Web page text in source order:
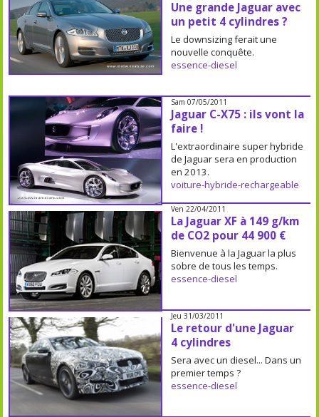
Une grande Jaguar avec
un petit 4 cylindres ?
Le downsizing ferait une
nouvelle conquête.
essence-diesel
Sam 07/05/2011
Jaguar C-X75 : ils vont la
faire !
L'extraordinaire super hybride
de Jaguar sera en production
en 2013.
voiture-hybride-rechargeable
Ven 22/04/2011
La Jaguar XF à 149 g/km
de CO2 pour 44 900 €
Bienvenue à la Jaguar la plus
sobre de tous les temps.
essence-diesel
Jeu 31/03/2011
Le retour d'une Jaguar
4 cylindres
Sera avec un diesel... Dans un
premier temps ?
essence-diesel